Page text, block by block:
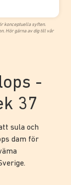
konceptuella syften.
Hör gärna av dig till vår
-
37
sula och
dam för